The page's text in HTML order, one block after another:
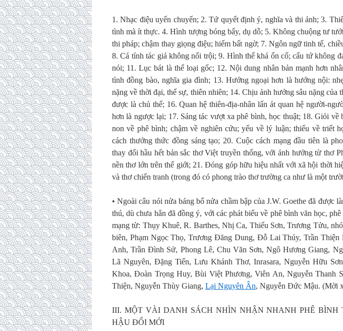
1. Nhạc điệu uyển chuyển; 2. Tứ quyết định ý, nghĩa và thi ảnh; 3.
tình mà ít thực. 4. Hình tượng bóng bẩy, dụ dỗ; 5. Không chuộng tư
thi pháp; chậm thay giọng điệu; hiếm bất ngờ; 7. Ngôn ngữ tinh tế,
8. Cá tính tác giả không nổi trội; 9. Hình thể khá ổn cố; cấu tứ không
nói; 11. Lục bát là thể loại gốc; 12. Nội dung nhân bản mạnh hơn
tình đồng bào, nghĩa gia đình; 13. Hướng ngoại hơn là hướng nội:
nặng về thời đại, thế sự, thiên nhiên; 14. Chịu ảnh hưởng sâu nặng
được là chủ thể; 16. Quan hệ thiên-địa-nhân lấn át quan hệ người-
hơn là ngược lại; 17. Sáng tác vượt xa phê bình, học thuật; 18. Giỏi về
non về phê bình; chậm về nghiên cứu; yếu về lý luận; thiếu về triết
cách thưởng thức đồng sáng tạo; 20. Cuộc cách mạng đầu tiên là
thay đổi hầu hết bản sắc thơ Việt truyền thống, với ảnh hưởng từ thơ
nền thơ lớn trên thế giới; 21. Đóng góp hữu hiệu nhất với xã hội thời
và thơ chiến tranh (trong đó có phong trào thơ trường ca như là một
• Ngoài câu nói nửa báng bổ nửa chầm bập của J.W. Goethe đã được
thú, dù chưa hẳn đã đồng ý, với các phát biểu về phê bình văn học,
mạng từ: Thụy Khuê, R. Barthes, Nhị Ca, Thiếu Sơn, Trương Tửu,
biên, Phạm Ngọc Thọ, Trương Đăng Dung, Đỗ Lai Thúy, Trần Thiện
Anh, Trần Đình Sử, Phong Lê, Chu Văn Sơn, Ngô Hương Giang,
Lã Nguyên, Đặng Tiến, Lưu Khánh Thơ, Inrasara, Nguyễn Hữu
Khoa, Đoàn Trọng Huy, Bùi Việt Phương, Viên An, Nguyễn Thanh
Thiện, Nguyễn Thùy Giang, Lại Nguyên Ân, Nguyễn Đức Mậu. (Mời
III. MỘT VÀI DANH SÁCH NHÌN NHẬN NHANH PHÊ BÌNH
HẬU ĐỔI MỚI